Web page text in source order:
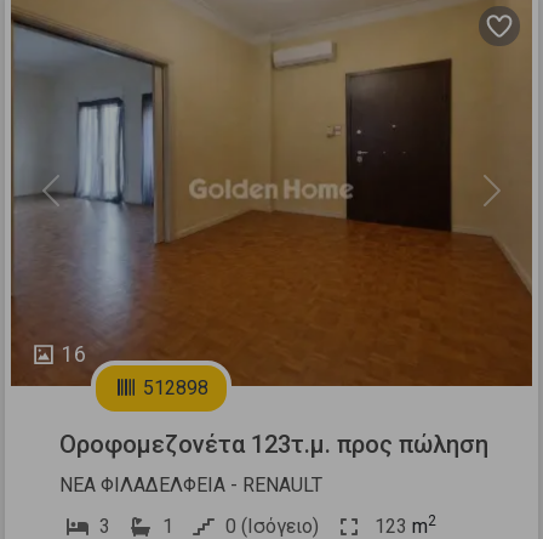
16
Previous Next
512898
Οροφομεζονέτα 123τ.μ. προς πώληση
ΝΕΑ ΦΙΛΑΔΕΛΦΕΙΑ - RENAULT
3
1 0 (Ισόγειο) 123 m2